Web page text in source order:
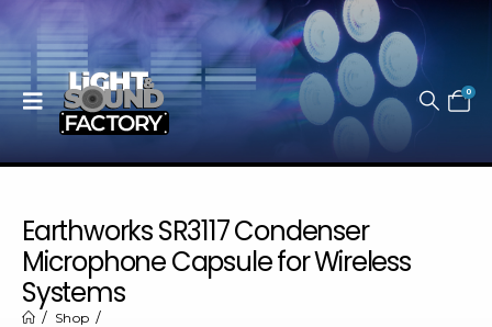
0
Earthworks SR3117 Condenser
Microphone Capsule for Wireless
Systems
Shop